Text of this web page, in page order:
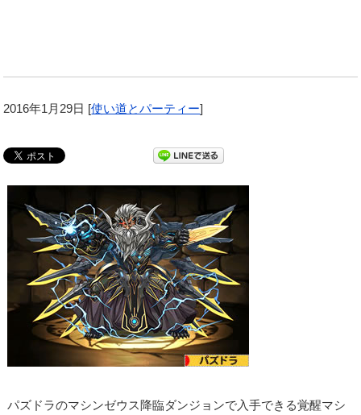
2016年1月29日 [使い道とパーティー]
パズドラのマシンゼウス降臨ダンジョンで入手できる覚醒マシ